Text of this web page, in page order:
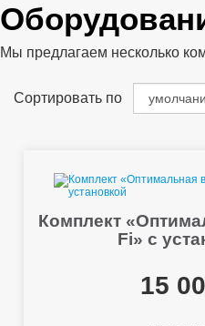
Мы предлагаем несколько
Сортировать по
Комплект
Fi» с
15